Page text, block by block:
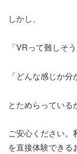
しかし、
「VRって難しそう
「どんな感じか分
とためらっている
ご安心ください。
を直接体験できる